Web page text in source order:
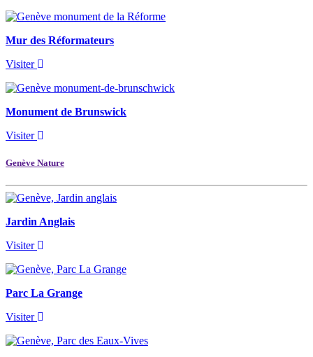
Mur des Réformateurs
Visiter
Monument de Brunswick
Visiter
Genève Nature
Jardin Anglais
Visiter
Parc La Grange
Visiter